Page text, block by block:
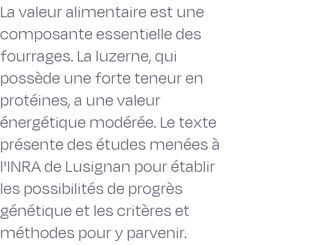
La valeur alimentaire est une
composante essentielle des
fourrages. La luzerne, qui
possède une forte teneur en
protéines, a une valeur
énergétique modérée. Le texte
présente des études menées à
l'INRA de Lusignan pour établir
les possibilités de progrès
génétique et les critères et
méthodes pour y parvenir.